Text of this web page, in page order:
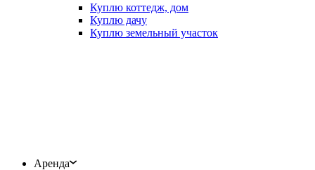
Куплю коттедж, дом
Куплю дачу
Куплю земельный участок
Аренда